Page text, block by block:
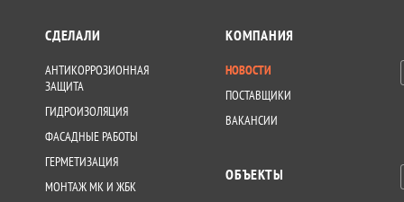
СДЕЛАЛИ
АНТИКОРРОЗИОННАЯ
ЗАЩИТА
ГИДРОИЗОЛЯЦИЯ
ФАСАДНЫЕ РАБОТЫ
ГЕРМЕТИЗАЦИЯ
МОНТАЖ МК И ЖБК
КОМПАНИЯ
НОВОСТИ
ПОСТАВЩИКИ
ВАКАНСИИ
ОБЪЕКТЫ